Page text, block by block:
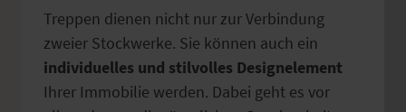
Treppen dienen nicht nur zur Verbindung
zweier Stockwerke. Sie können auch ein
individuelles und stilvolles Designelement
Ihrer Immobilie werden. Dabei geht es vor